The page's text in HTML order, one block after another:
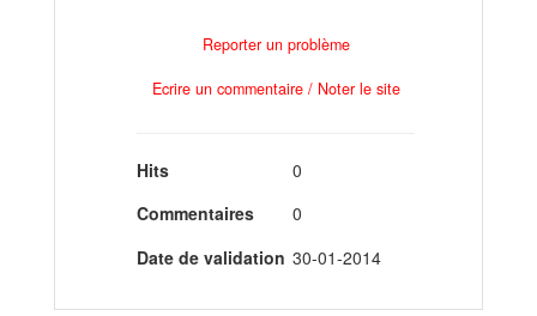
Reporter un problème
Ecrire un commentaire / Noter le site
Hits
0
Commentaires
0
Date de validation 30-01-2014